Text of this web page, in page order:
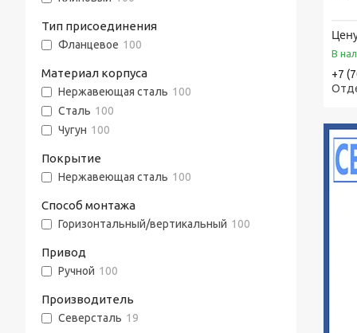
В
+7
Лента стальная оцинкованная
Cварной настил оцинкованный
Трубы по API, ASTM, EN, DIN, ISO
Прутки (Круги) по ASTM, ASME, DIN, EN
Труба хонингованная
Шестерённые насосы
Тип присоединения
Фланцевое 100
Материал корпуса
Нержавеющая сталь 100
Сталь 100
Чугун 100
Покрытие
Нержавеющая сталь 100
Способ монтажа
Горизонтальный/вертикальный 100
Привод
Ручной 100
Производитель
Северсталь 19